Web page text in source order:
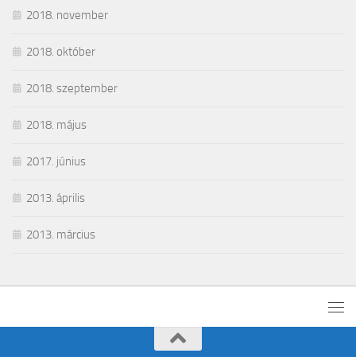
2018. november
2018. október
2018. szeptember
2018. május
2017. június
2013. április
2013. március